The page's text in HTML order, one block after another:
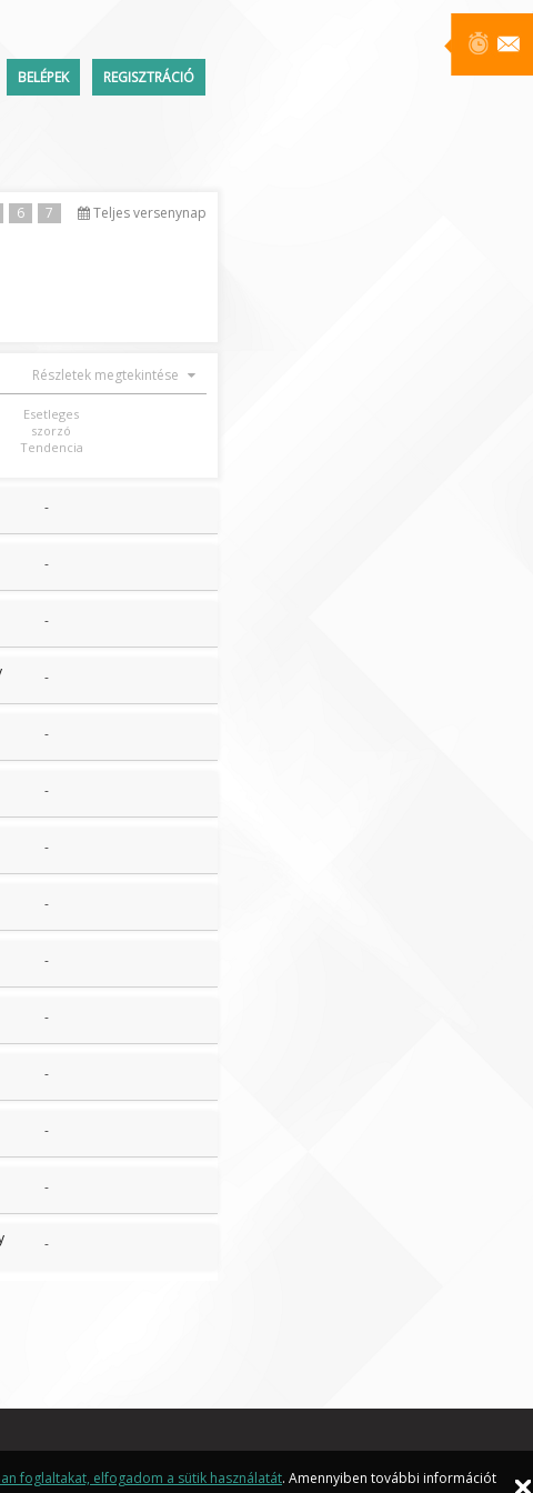
BELÉPEK REGISZTRÁCIÓ
Teljes versenynap
6 7
Részletek megtekintése
Esetleges
szorzó
Tendencia
-
-
-
-
-
-
-
-
-
-
-
-
-
-
foglaltakat, elfogadom a sütik használatát. Amennyiben további információt